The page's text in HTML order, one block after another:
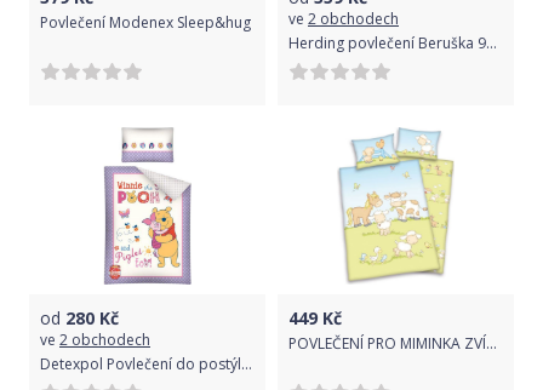
Povlečení Modenex Sleep&hug ve 2 obchodech
Herding povlečení Beruška 93.063 135x100 cm 40x60 cm
od 280 Kč
ve 2 obchodech
Detexpol Povlečení do postýlky Medvídek Pů a prasátko fialková bavlna 100/135, 40/60 cm
449 Kč
POVLEČENÍ PRO MIMINKA ZVÍŘÁTKA Z FARMY